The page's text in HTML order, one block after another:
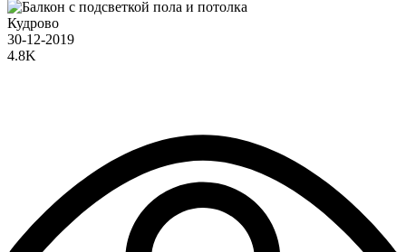
Кудрово
30-12-2019
4.8K